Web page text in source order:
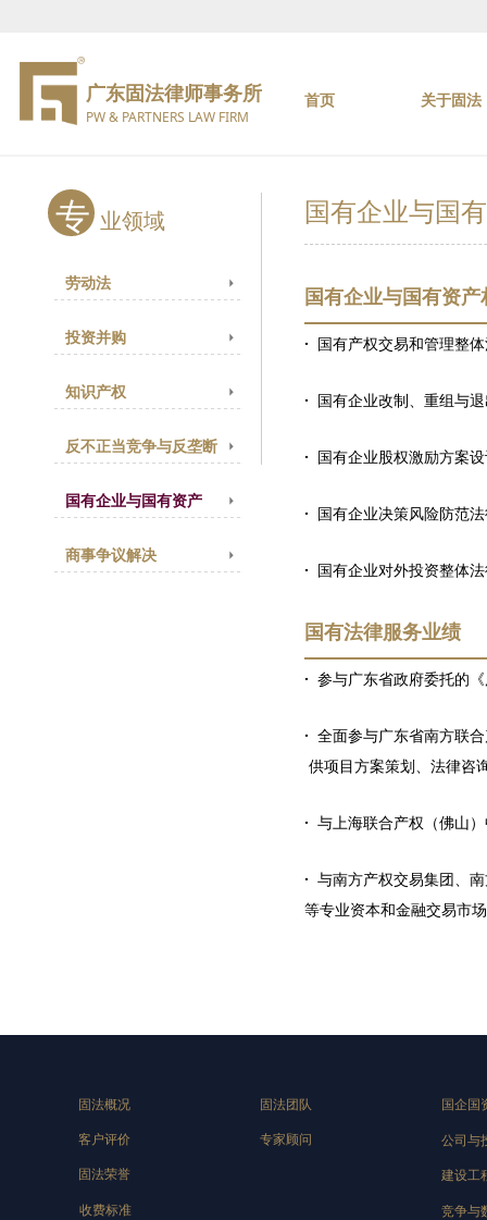
广东固法律师事务所
PW & PARTNERS LAW FIRM
首页 关于固法
专 业领域
劳动法
投资并购
知识产权
反不正当竞争与反垄断
国有企业与国有资产
商事争议解决
国有企业与国
国有企业与国有资
· 国有产权交易和管理整
· 国有企业改制、重组与
· 国有企业股权激励方案
· 国有企业决策风险防范
· 国有企业对外投资整体
国有法律服务业绩
· 参与广东省政府委托的
· 全面参与广东省南方联
供项目方案策划、法律咨
· 与上海联合产权（佛山
· 与南方产权交易集团、
等专业资本和金融交易市
公司与
建设工
竞争与
国企国
客户评价
固法荣誉
固法概况
专家顾问
固法团队
收费标准